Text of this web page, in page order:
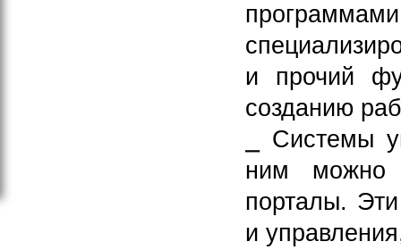
и прочий
созданию
⎯ Системы
ним можно
порталы.
и